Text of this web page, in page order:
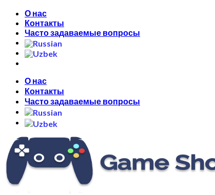
Skip
content
О нас
Контакты
Часто задаваемые вопросы
О нас
Контакты
Часто задаваемые вопросы